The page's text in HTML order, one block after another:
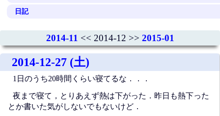
日記
2014-11 << 2014-12 >> 2015-01
2014-12-27 (土)
1日のうち20時間くらい寝てるな．．．
夜まで寝て，とりあえず熱は下がった．昨日も熱下った
とか書いた気がしないでもないけど．